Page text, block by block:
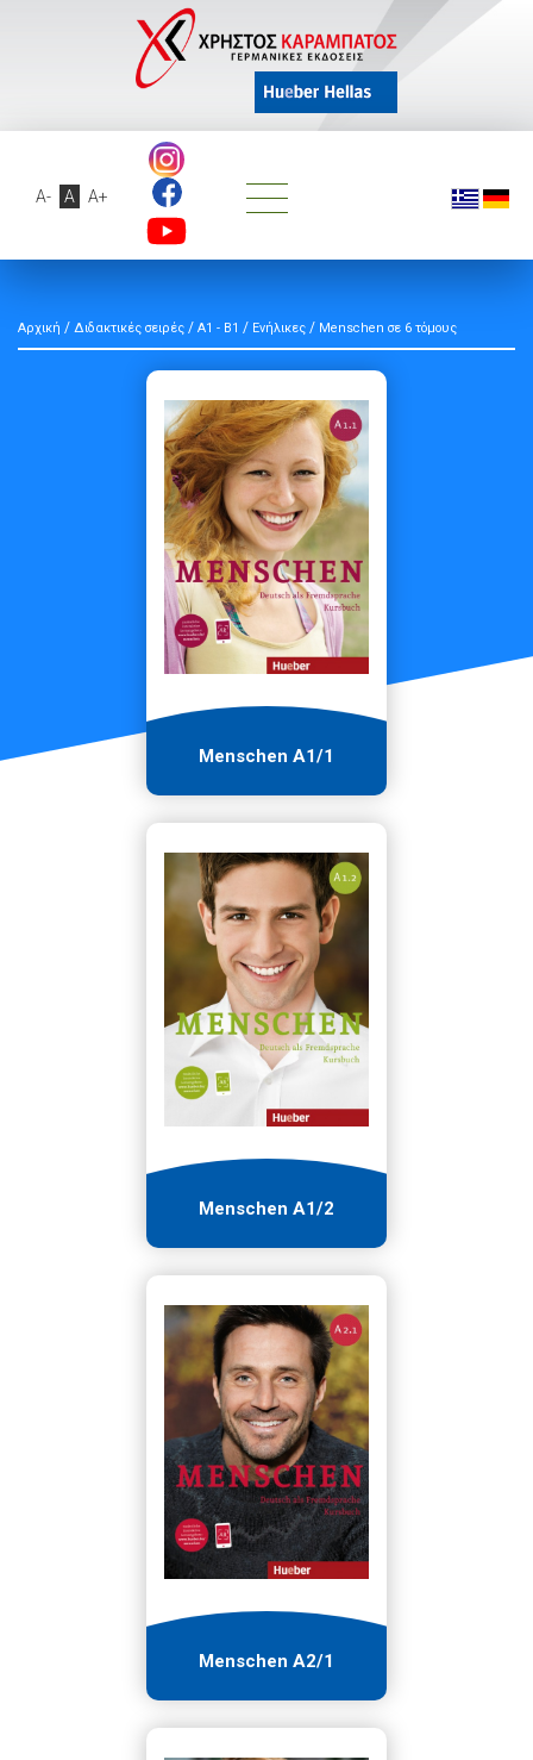
A- A A+
Αρχική / Διδακτικές σειρές / A1 - B1 / Ενήλικες / Menschen σε 6 τόμους
Menschen A1/1
Menschen A1/2
Menschen A2/1